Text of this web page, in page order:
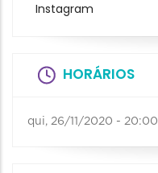
Instagram
HORÁRIOS
qui, 26/11/2020 - 20:00